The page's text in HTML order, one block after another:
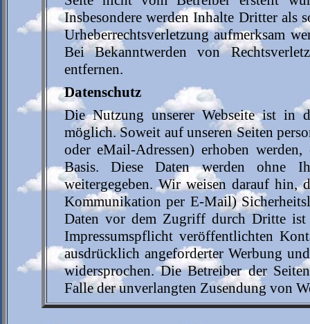
Insbesondere werden Inhalte Dritter als
Urheberrechtsverletzung aufmerksam
Bei Bekanntwerden von
entfernen.
Datenschutz
Die Nutzung unserer Webseite ist in
möglich. Soweit auf unseren Seiten
oder eMail-Adressen) erhoben
Basis. Diese Daten werden ohne
weitergegeben. Wir weisen darauf hin,
Kommunikation per E-Mail)
Daten vor dem Zugriff durch Dritte
Impressumspflicht veröffentlichten
ausdrücklich angeforderter Werbung
widersprochen. Die Betreiber der
Falle der unverlangten Zusendung von